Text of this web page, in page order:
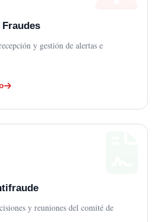
y gestión de alertas e
y reuniones del comité de